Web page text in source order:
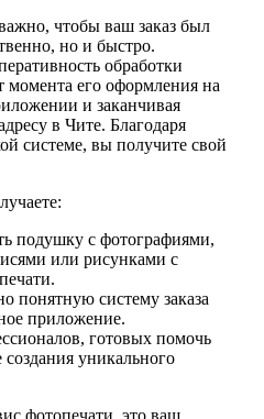
чтобы ваш заказ был
но и быстро.
обработки
момента его оформления на
и заканчивая
в Чите. Благодаря
системе, вы получите свой
подушку с фотографиями,
или рисунками с
понятную систему заказа
приложение.
готовых помочь
уникального